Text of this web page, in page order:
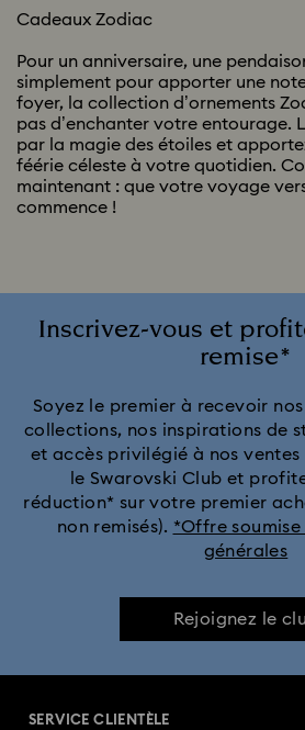
Cadeaux Zodiac
Pour un anniversaire, une
simplement pour apporter une
foyer, la collection d’ornements
pas d’enchanter votre entourage.
par la magie des étoiles et
féérie céleste à votre quotidien.
maintenant : que votre voyage
commence !
Inscrivez-vous et
remise*
Soyez le premier à recevoir
collections, nos inspirations de
et accès privilégié à nos ventes
le Swarovski Club et
réduction* sur votre premier
non remisés). *Offre
générales
Rejoignez le
SERVICE CLIENTÈLE